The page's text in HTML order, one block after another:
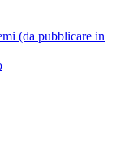
(da pubblicare in